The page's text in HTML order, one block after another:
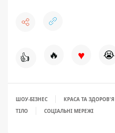
👍 🔥 ♥ 😭
ШОУ-БІЗНЕС КРАСА ТА ЗДОРОВ'Я
ТІЛО
СОЦІАЛЬНІ МЕРЕЖІ